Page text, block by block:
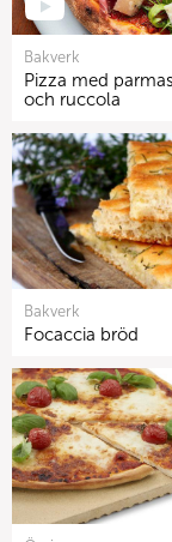
Bakverk
Pizza med
och ruccola
Bakverk
Focaccia bröd